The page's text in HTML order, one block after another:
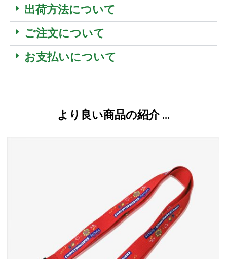
出荷方法について
ご注文について
お支払いについて
より良い商品の紹介 …